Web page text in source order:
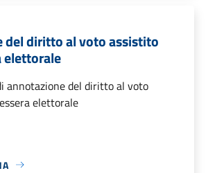
del diritto al voto assistito
elettorale
annotazione del diritto al voto
elettorale